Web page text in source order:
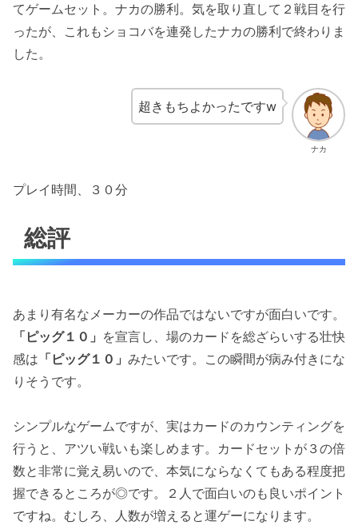
てゲームセット。ナカの勝利。気を取り直して２戦目を行
ったが、これもショコバを連発したナカの勝利で終わりま
した。
ナカ
超きもちよかったですw
プレイ時間、３０分
総評
あまり有名なメーカーの作品ではないですが面白いです。
「ピッグ１０」 を宣言し、場のカードを総ざらいする壮快
感は 「ピッグ１０」 みたいです。この瞬間が病み付きにな
りそうです。
シンプルなゲームですが、実はカードのカウンティングを
行うと、アツい戦いも楽しめます。カードセットが３の倍
数と非常に覚え易いので、本気にならなくてもある程度把
握できるところが◎です。２人で面白いのも良いポイント
ですね。むしろ、人数が増えると運ゲーになります。